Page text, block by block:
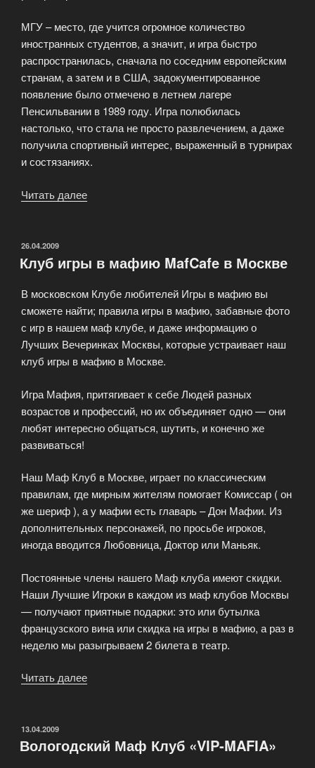
МГУ – место, где учится огромное количество
иностранных студентов, а значит, и игра быстро
распространилась, сначала по соседним европейским
странам, а затем и в США, задокументированное
появление было отмечено в летнем лагере
Пенсильвании в 1989 году. Игра полюбилась
настолько, что стала не просто развлечением, а даже
получила спортивный интерес, выраженный в турнирах
и состязаниях.
Читать далее
ОПУБЛИКОВАНО
26.04.2009
Клуб игры в мафию MafCafe в Москве
В московском Клубе любителей Игры в мафию вы
сможете найти; правила игры в мафию, забавные фото
с игр в нашем маф клубе, и даже информацию о
Лучших Вечеринках Москвы, которые устраивает наш
клуб игры в мафию в Москве.
Игра Мафия, притягивает к себе Людей разных
возрастов и профессий, но их объединяет одно — они
любят интересно общаться, шутить, и конечно же
развиваться!
Наш Маф Клуб в Москве, играет по классическим
правилам, где мирным жителям помогает Комиссар ( он
же шериф ), а у мафии есть главарь – Дон Мафии. Из
дополнительных персонажей, по просьбе игроков,
иногда вводится Любовница, Доктор или Маньяк.
Постоянные члены нашего Маф клуба имеют скидки.
Наши Лучшие Игроки в каждом из маф клубов Москвы
— получают приятные подарки: это или бутылка
французского вина или скидка на игры в мафию, а раз в
неделю мы разыгрываем 2 билета в театр.
Читать далее
MafCafe
ОПУБЛИКОВАНО
13.04.2009
Вологодский Маф Клуб «VIP-MAFIA»